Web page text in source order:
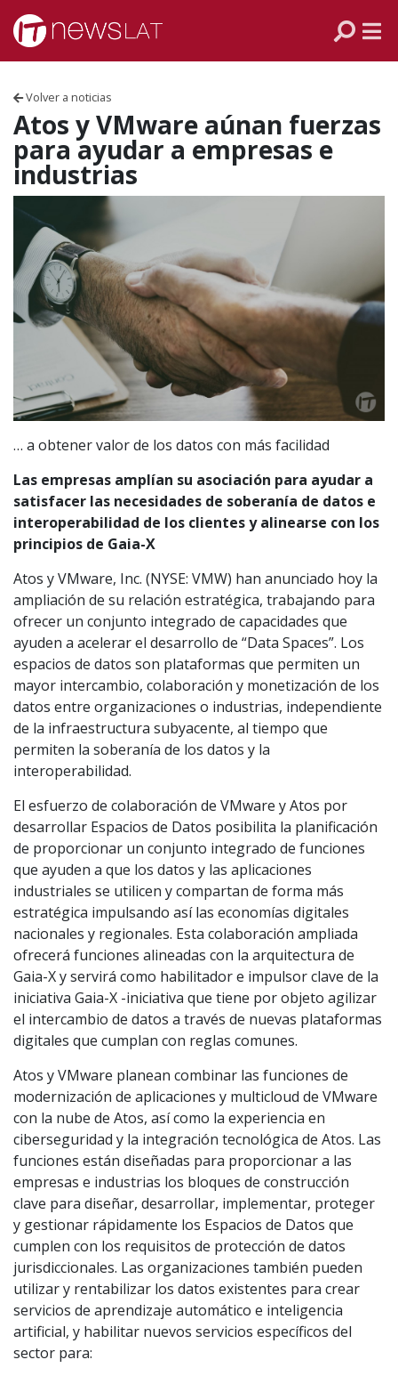
Skip to content
Volver a noticias
Atos y VMware aúnan fuerzas
para ayudar a empresas e
industrias
… a obtener valor de los datos con más facilidad
Las empresas amplían su asociación para ayudar a
satisfacer las necesidades de soberanía de datos e
interoperabilidad de los clientes y alinearse con los
principios de Gaia-X
Atos y VMware, Inc. (NYSE: VMW) han anunciado hoy la
ampliación de su relación estratégica, trabajando para
ofrecer un conjunto integrado de capacidades que
ayuden a acelerar el desarrollo de “Data Spaces”. Los
espacios de datos son plataformas que permiten un
mayor intercambio, colaboración y monetización de los
datos entre organizaciones o industrias, independiente
de la infraestructura subyacente, al tiempo que
permiten la soberanía de los datos y la
interoperabilidad.
El esfuerzo de colaboración de VMware y Atos por
desarrollar Espacios de Datos posibilita la planificación
de proporcionar un conjunto integrado de funciones
que ayuden a que los datos y las aplicaciones
industriales se utilicen y compartan de forma más
estratégica impulsando así las economías digitales
nacionales y regionales. Esta colaboración ampliada
ofrecerá funciones alineadas con la arquitectura de
Gaia-X y servirá como habilitador e impulsor clave de la
iniciativa Gaia-X -iniciativa que tiene por objeto agilizar
el intercambio de datos a través de nuevas plataformas
digitales que cumplan con reglas comunes.
Atos y VMware planean combinar las funciones de
modernización de aplicaciones y multicloud de VMware
con la nube de Atos, así como la experiencia en
ciberseguridad y la integración tecnológica de Atos. Las
funciones están diseñadas para proporcionar a las
empresas e industrias los bloques de construcción
clave para diseñar, desarrollar, implementar, proteger
y gestionar rápidamente los Espacios de Datos que
cumplen con los requisitos de protección de datos
jurisdiccionales. Las organizaciones también pueden
utilizar y rentabilizar los datos existentes para crear
servicios de aprendizaje automático e inteligencia
artificial, y habilitar nuevos servicios específicos del
sector para:
VENEZUELA
ECUADOR
CHILE
ARGENTINA
MÉXICO